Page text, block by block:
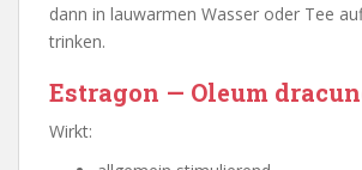
dann in lauwarmen Wasser oder Tee
trinken.
Estragon — Oleum
Wirkt: